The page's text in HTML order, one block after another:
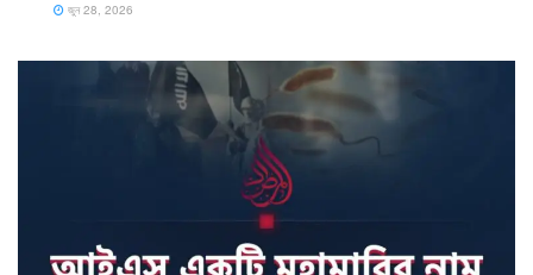
জুন 28, 2026